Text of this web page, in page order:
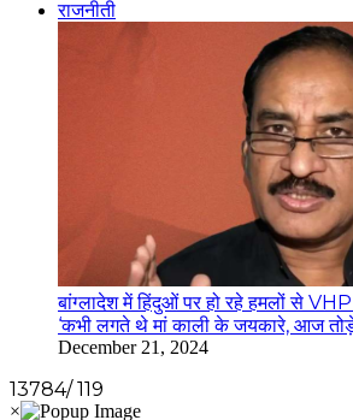
राजनीती
बांग्लादेश में हिंदुओं पर हो रहे हमलों से
‘कभी लगते थे मां काली के जयकारे, आज तोड़े
December 21, 2024
13784/ 119